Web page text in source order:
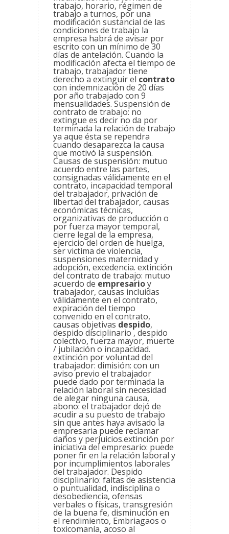
trabajo, horario, régimen de
trabajo a turnos, por una
modificación sustancial de las
condiciones de trabajo la
empresa habrá de avisar por
escrito con un mínimo de 30
días de antelación. Cuando la
modificación afecta el tiempo de
trabajo, trabajador tiene
derecho a extinguir el contrato
con indemnización de 20 días
por año trabajado con 9
mensualidades. Suspensión de
contrato de trabajo: no
extingue es decir no da por
terminada la relación de trabajo
ya aque ésta se rependra
cuando desaparezca la causa
que motivó la suspensión.
Causas de suspensión: mutuo
acuerdo entre las partes,
consignadas válidamente en el
contrato, incapacidad temporal
del trabajador, privación de
libertad del trabajador, causas
económicas técnicas,
organizativas de producción o
por fuerza mayor temporal,
cierre legal de la empresa,
ejercicio del orden de huelga,
ser victima de violencia,
suspensiones maternidad y
adopción, excedencia. extinción
del contrato de trabajo: mutuo
acuerdo de empresarioy
trabajador, causas incluidas
válidamente en el contrato,
expiración del tiempo
convenido en el contrato,
causas objetivas despido,
despido disciplinario , despido
colectivo, fuerza mayor, muerte
/ jubilación o incapacidad.
extinción por voluntad del
trabajador: dimisión: con un
aviso previo el trabajador
puede dado por terminada la
relación laboral sin necesidad
de alegar ninguna causa,
abono: el trabajador dejó de
acudir a su puesto de trabajo
sin que antes haya avisado la
empresaria puede reclamar
daños y perjuicios.extinción por
iniciativa del empresario: puede
poner fir en la relación laboral y
por incumplimientos laborales
del trabajador. Despido
disciplinario: faltas de asistencia
o puntualidad, indisciplina o
desobediencia, ofensas
verbales o físicas, transgresión
de la buena fe, disminución en
el rendimiento, Embriagaos o
toxicomanía, acoso al